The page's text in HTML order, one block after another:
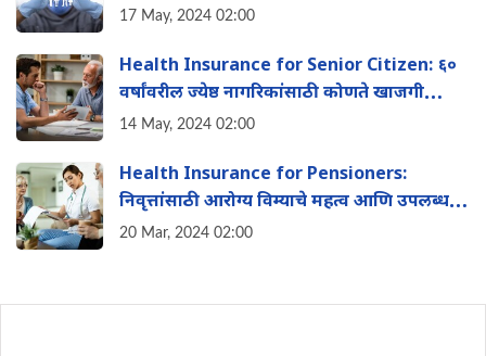
17 May, 2024 02:00
Health Insurance for Senior Citizen: ६०
वर्षांवरील ज्येष्ठ नागरिकांसाठी कोणते खाजगी
आरोग्य विमा पर्याय उपलब्ध आहेत?
14 May, 2024 02:00
Health Insurance for Pensioners:
न‍िवृत्तांसाठी आरोग्य व‍िम्याचे महत्व आण‍ि उपलब्ध
पर्याय, जाणुन घ्या संपूर्ण माहिती
20 Mar, 2024 02:00